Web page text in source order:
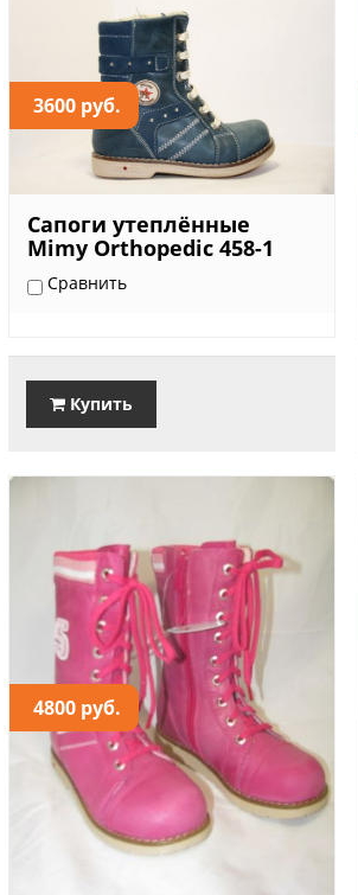
3600 руб.
Сапоги утеплённые
Mimy Orthopedic 458-1
Сравнить
Купить
4800 руб.